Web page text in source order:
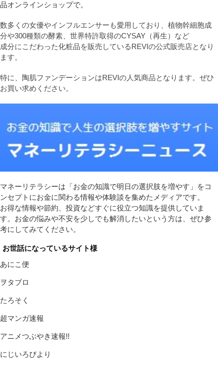
品オンラインショップで。
数多くの女優やインフルエンサーも愛用しており、植物幹細胞成
分や300種類の酵素、世界特許取得のCYSAY（再生）など
成分にこだわった化粧品を販売しているREVIの公式販売店となり
ます。
特に、陶肌ファンデーションはREVIの人気商品となります。ぜひ
お買い求めください。
マネーリテラシーは「お金の知識で明日の選択肢を増やす」をコ
ンセプトにお金に関わる情報や体験談を集めたメディアです。
お得な情報や節約、投資などすぐに役立つ知識を提供していま
す。お金の悩みや不安を少しでも解消したいという方は、ぜひ参
考にしてみてください。
お世話になっているサイト様
あにこ便
ヲタブロ
たろそく
超マンガ速報
アニメつぶやき速報!!
にじいろびより